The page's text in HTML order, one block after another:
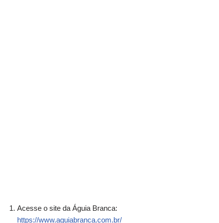
Acesse o site da Águia Branca:
https://www.aguiabranca.com.br/